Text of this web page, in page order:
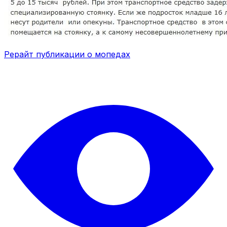
Рерайт публикации о мопедах